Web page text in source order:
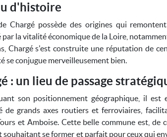
d'histoire
Chargé possède des origines qui
par la vitalité économique de la Loire,
Chargé s'est construite une réputation de
se conjugue merveilleusement bien.
: un lieu de passage
son positionnement géographique, il
de grands axes routiers et ferroviaires,
et Amboise. Cette belle commune est,
se former et parfait pour ceux qui